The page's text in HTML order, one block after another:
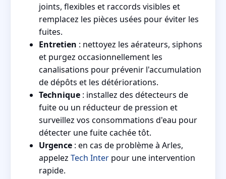
joints, flexibles et raccords visibles et
remplacez les pièces usées pour éviter les
fuites.
Entretien : nettoyez les aérateurs, siphons
et purgez occasionnellement les
canalisations pour prévenir l'accumulation
de dépôts et les détériorations.
Technique : installez des détecteurs de
fuite ou un réducteur de pression et
surveillez vos consommations d'eau pour
détecter une fuite cachée tôt.
Urgence : en cas de problème à Arles,
appelez Tech Inter pour une intervention
rapide.